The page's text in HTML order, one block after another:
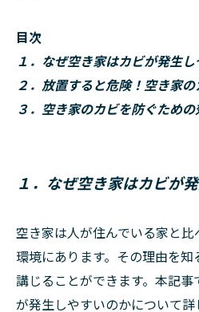
目次
１．なぜ空き家はカビが発生
２．放置すると危険！空き家
３．空き家のカビを防ぐため
１．なぜ空き家はカビが
空き家は人が住んでいる家と
環境にあります。その理由を
講じることができます。本記
が発生しやすいのかについて詳